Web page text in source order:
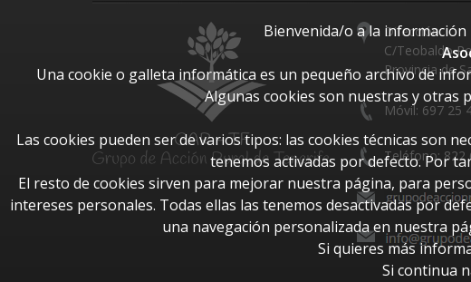
Dirección:
C/Teobaldo
Provincia de
Móvil: 697 25
Teléfono: 822
Bienvenida/o a la
Una cookie o galleta informática es un pequeño archivo de
Algunas cookies son nuestras y otras
Las cookies pueden ser de varios tipos: las cookies técnicas son
tenemos activadas por defecto. Por
El resto de cookies sirven para mejorar nuestra página, para
intereses personales. Todas ellas las tenemos desactivadas por
una navegación personalizada en nuestra
Si quieres más
Si continua